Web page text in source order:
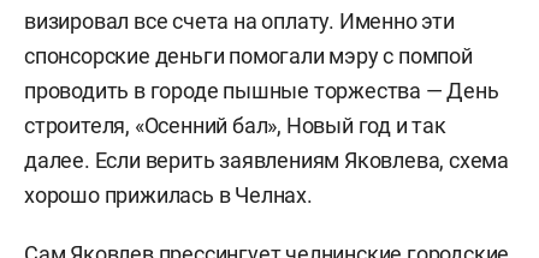
визировал все счета на оплату. Именно эти
спонсорские деньги помогали мэру с помпой
проводить в городе пышные торжества — День
строителя, «Осенний бал», Новый год и так
далее. Если верить заявлениям Яковлева, схема
хорошо прижилась в Челнах.